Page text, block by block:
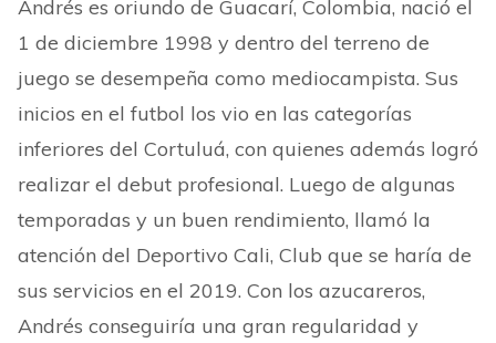
Andrés es oriundo de Guacarí, Colombia, nació el
1 de diciembre 1998 y dentro del terreno de
juego se desempeña como mediocampista. Sus
inicios en el futbol los vio en las categorías
inferiores del Cortuluá, con quienes además logró
realizar el debut profesional. Luego de algunas
temporadas y un buen rendimiento, llamó la
atención del Deportivo Cali, Club que se haría de
sus servicios en el 2019. Con los azucareros,
Andrés conseguiría una gran regularidad y